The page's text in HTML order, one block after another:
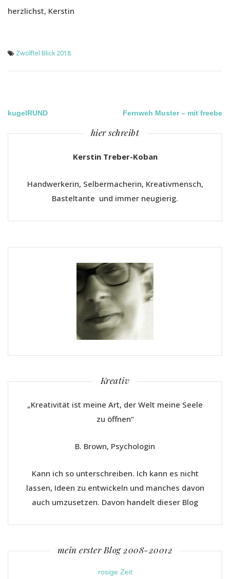
herzlichst, Kerstin
Zwölftel Blick 2018
Beitragsnavigation
kugelRUND Fernweh Muster – mit freebe
hier schreibt
Kerstin Treber-Koban
Handwerkerin, Selbermacherin, Kreativmensch,
Basteltante und immer neugierig.
Kreativ
„Kreativität ist meine Art, der Welt meine Seele
zu öffnen“
B. Brown, Psychologin
Kann ich so unterschreiben. Ich kann es nicht
lassen, Ideen zu entwickeln und manches davon
auch umzusetzen. Davon handelt dieser Blog
mein erster Blog 2008-20012
rosige Zeit